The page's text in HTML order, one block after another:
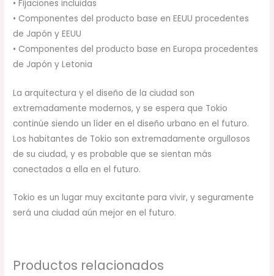
• Fijaciones incluidas
• Componentes del producto base en EEUU procedentes
de Japón y EEUU
• Componentes del producto base en Europa procedentes
de Japón y Letonia
La arquitectura y el diseño de la ciudad son
extremadamente modernos, y se espera que Tokio
continúe siendo un líder en el diseño urbano en el futuro.
Los habitantes de Tokio son extremadamente orgullosos
de su ciudad, y es probable que se sientan más
conectados a ella en el futuro.
Tokio es un lugar muy excitante para vivir, y seguramente
será una ciudad aún mejor en el futuro.
Productos relacionados